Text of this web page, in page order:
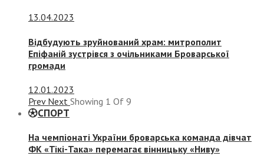
13.04.2023
Відбудують зруйнований храм: митрополит
Епіфаній зустрівся з очільниками Броварської
громади
12.01.2023
Prev Next Showing 1 Of 9
СПОРТ
На чемпіонаті України броварська команда дівчат
ФК «Тікі-Така» перемагає вінницьку «Ниву»